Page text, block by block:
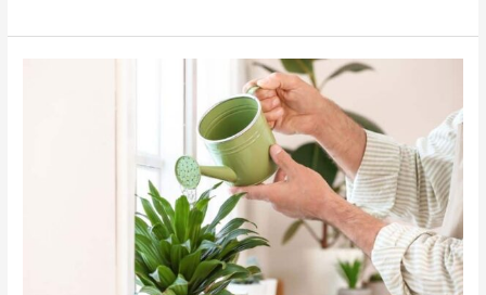
הטובות
ביותר
להשקות
צמחי
בית
ומשרדים